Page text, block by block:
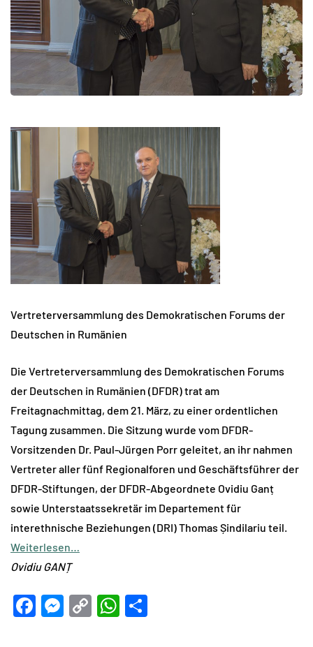
Vertreterversammlung des Demokratischen Forums der
Deutschen in Rumänien
Die Vertreterversammlung des Demokratischen Forums
der Deutschen in Rumänien (DFDR) trat am
Freitagnachmittag, dem 21. März, zu einer ordentlichen
Tagung zusammen. Die Sitzung wurde vom DFDR-
Vorsitzenden Dr. Paul-Jürgen Porr geleitet, an ihr nahmen
Vertreter aller fünf Regionalforen und Geschäftsführer der
DFDR-Stiftungen, der DFDR-Abgeordnete Ovidiu Ganț
sowie Unterstaatssekretär im Departement für
interethnische Beziehungen (DRI) Thomas Șindilariu teil.
Weiterlesen…
Ovidiu GANȚ
Facebook
Messenger
CopyWhatsApp